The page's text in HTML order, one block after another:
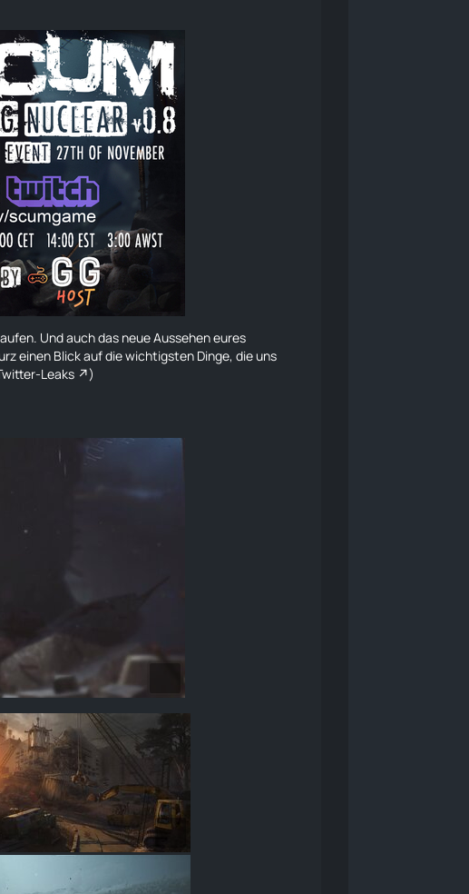
. Und auch das neue Aussehen eures
einen Blick auf die wichtigsten Dinge, die uns
Leaks )